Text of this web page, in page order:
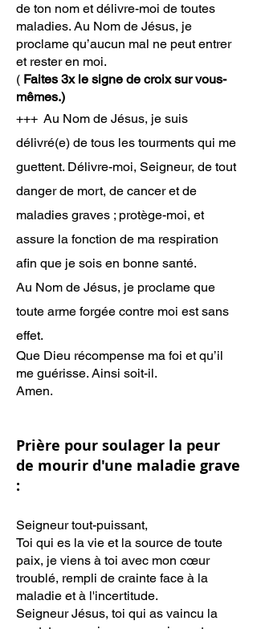
de ton nom et délivre-moi de toutes
maladies. Au Nom de Jésus, je
proclame qu’aucun mal ne peut entrer
et rester en moi.
( Faites 3x le signe de croix sur vous-
mêmes.)
+++ Au Nom de Jésus, je suis
délivré(e) de tous les tourments qui me
guettent. Délivre-moi, Seigneur, de tout
danger de mort, de cancer et de
maladies graves ; protège-moi, et
assure la fonction de ma respiration
afin que je sois en bonne santé.
Au Nom de Jésus, je proclame que
toute arme forgée contre moi est sans
effet.
Que Dieu récompense ma foi et qu’il
me guérisse. Ainsi soit-il.
Amen.
Prière pour soulager la peur
de mourir d'une maladie grave
:
Seigneur tout-puissant,
Toi qui es la vie et la source de toute
paix, je viens à toi avec mon cœur
troublé, rempli de crainte face à la
maladie et à l'incertitude.
Seigneur Jésus, toi qui as vaincu la